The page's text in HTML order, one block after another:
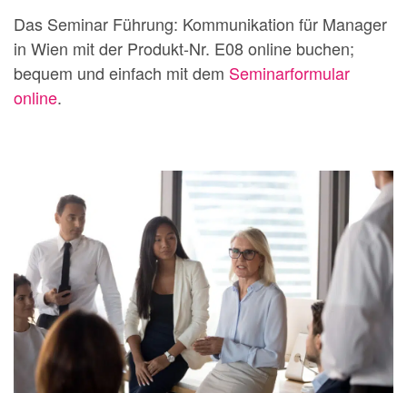
Das Seminar Führung: Kommunikation für Manager
in Wien mit der Produkt-Nr. E08 online buchen;
bequem und einfach mit dem Seminarformular
online.